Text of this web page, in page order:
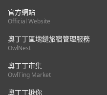
官方網站
Official Website
奧丁丁區塊鏈旅宿管理服務
OwlNest
奧丁丁市集
OwlTing Market
奧丁丁揪你